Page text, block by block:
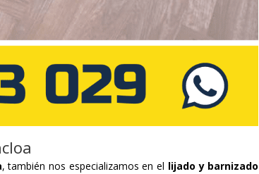
, también nos especializamos en el lijado y barnizado